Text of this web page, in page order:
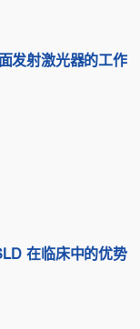
发射激光器的工作
在临床中的优势